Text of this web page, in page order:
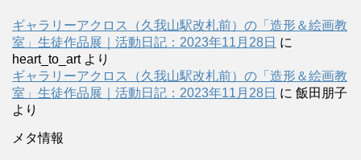
ギャラリーアクロス（久我山駅改札前）の「造形＆絵画教
室」生徒作品展｜活動日記：2023年11月28日 に
heart_to_artより
ギャラリーアクロス（久我山駅改札前）の「造形＆絵画教
室」生徒作品展｜活動日記：2023年11月28日 に 飯田朋子
より
メタ情報